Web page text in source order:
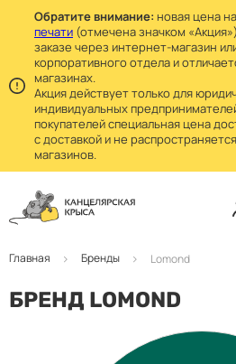
Обратите внимание: новая цена на
печати (отмечена значком
заказе через интернет-магазин
корпоративного отдела и
магазинах.
Акция действует только для
индивидуальных
покупателей специальная цена
с доставкой и не
магазинов.
Главная Бренды Lomond
БРЕНД LOMOND